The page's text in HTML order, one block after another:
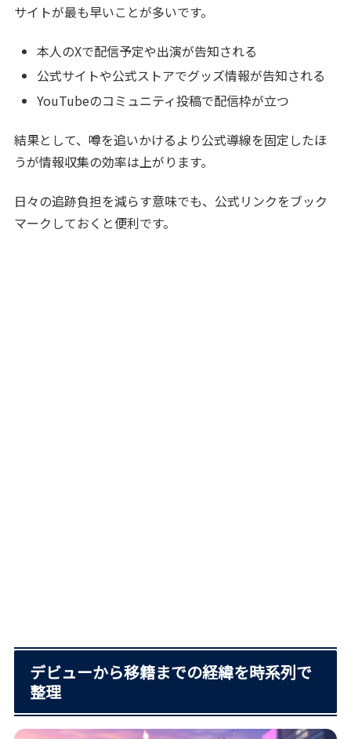
サイトが最も早いことが多いです。
本人のXで配信予定や出演が告知される
公式サイトや公式ストアでグッズ情報が告知される
YouTubeのコミュニティ投稿で配信枠が立つ
結果として、噂を追いかけるより公式導線を固定したほ
うが情報収集の効率は上がります。
日々の追跡負担を減らす意味でも、公式リンクをブック
マークしておくと便利です。
デビューから移籍までの経緯を時系列で
整理